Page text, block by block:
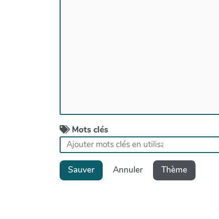
Mots clés
Sauver Annuler Thème